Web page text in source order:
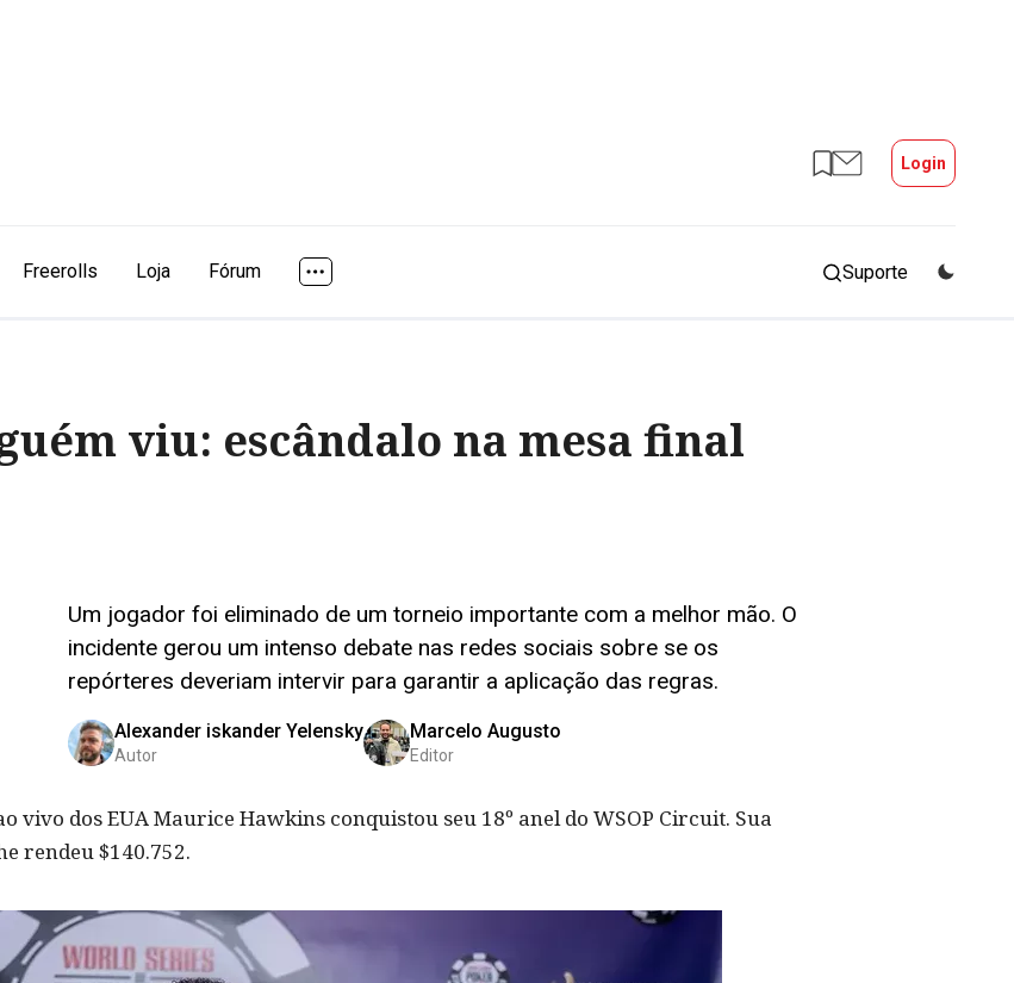
Login
Freerolls Loja Fórum Suporte
viu: escândalo na mesa final
Um jogador foi eliminado de um torneio importante com a melhor mão. O
incidente gerou um intenso debate nas redes sociais sobre se os
repórteres deveriam intervir para garantir a aplicação das regras.
Alexander iskander Yelensky
Autor
Marcelo Augusto
Editor
vivo dos EUA Maurice Hawkins conquistou seu 18º anel do WSOP Circuit. Sua
rendeu $140.752.